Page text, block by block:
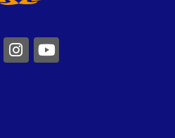
前往長庚大學facebook
前往長庚大學